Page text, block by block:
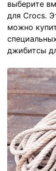
выберите
для Сrocs.
можно
джибитсы